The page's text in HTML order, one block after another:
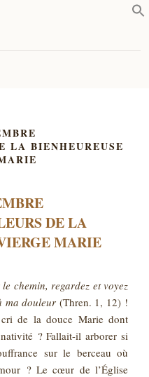
LA BIENHEUREUSE
DE LA
MARIE
chemin, regardez et voyez
ma douleur (Thren. 1, 12) !
de la douce Marie dont
? Fallait-il arborer si
sur le berceau où
? Le cœur de l’Église